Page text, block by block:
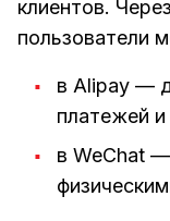
клиентов.
пользователи
в Alipay —
платежей
в WeChat